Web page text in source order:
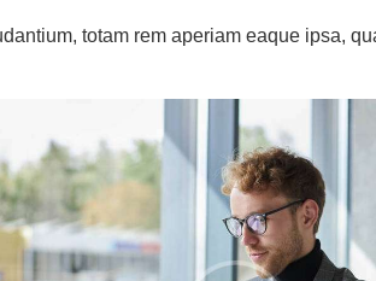
totam rem aperiam eaque ipsa,